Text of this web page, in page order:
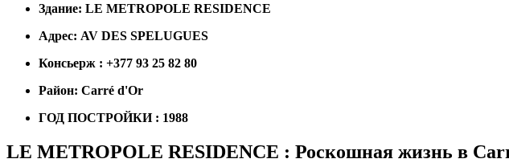
Здание: LE METROPOLE RESIDENCE
Адрес: AV DES SPELUGUES
Консьерж : +377 93 25 82 80
Район: Carré d'Or
ГОД ПОСТРОЙКИ : 1988
LE METROPOLE RESIDENCE : Роскошная жизнь в